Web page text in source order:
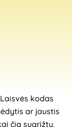
kodas
ar jaustis
čia sugrįžtu,